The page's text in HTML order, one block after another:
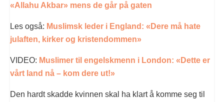
«Allahu Akbar» mens de går på gaten
Les også: Muslimsk leder i England: «Dere må hate
julaften, kirker og kristendommen»
VIDEO: Muslimer til engelskmenn i London: «Dette er
vårt land nå – kom dere ut!»
Den hardt skadde kvinnen skal ha klart å komme seg til